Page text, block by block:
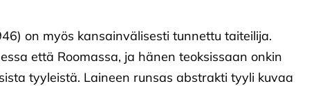
on myös kansainvälisesti tunnettu taiteilija.
että Roomassa, ja hänen teoksissaan onkin
tyyleistä. Laineen runsas abstrakti tyyli kuvaa